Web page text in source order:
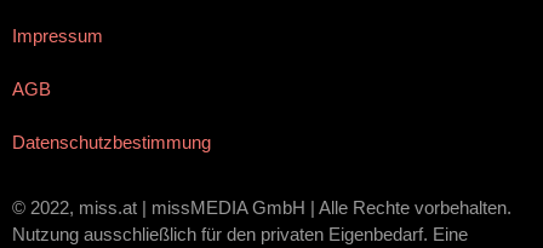
Impressum
AGB
Datenschutzbestimmung
© 2022, miss.at | missMEDIA GmbH | Alle Rechte vorbehalten.
Nutzung ausschließlich für den privaten Eigenbedarf. Eine